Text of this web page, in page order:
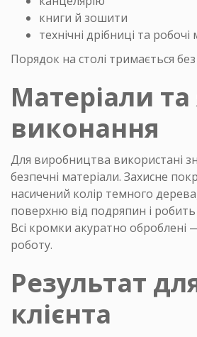
книги й зошити
технічні дрібниці та робочі
Порядок на столі тримається
Матеріали та
виконання
Для виробництва використані
безпечні матеріали. Захисне
насичений колір темного
поверхню від подряпин і
Всі кромки акуратно
роботу.
Результат
клієнта